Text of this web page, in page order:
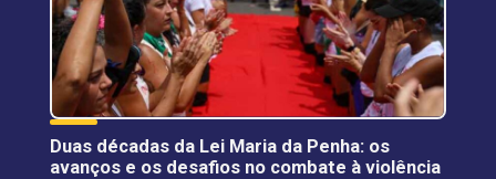
Duas décadas da Lei Maria da Penha: os
avanços e os desafios no combate à violência